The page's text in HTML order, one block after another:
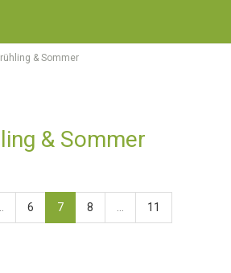
& Sommer
& Sommer
6 7 8 11